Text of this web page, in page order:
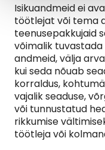
Isikuandmeid ei
töötlejat või tema
teenusepakkujaid
võimalik tuvastada
andmeid, välja
kui seda nõuab
korraldus,
vajalik seaduse,
või tunnustatud
rikkumise
töötleja või